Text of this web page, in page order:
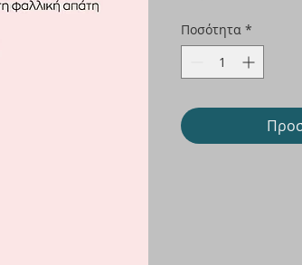
Ποσότητα *